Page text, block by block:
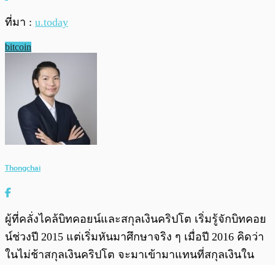
ที่มา : u.today
bitcoin
Thongchai
ผู้ที่คลั่งไคล้บิทคอยน์และสกุลเงินคริปโต เริ่มรู้จักบิทคอย
น์ช่วงปี 2015 แต่เริ่มหันมาศึกษาจริง ๆ เมื่อปี 2016 คิดว่า
ในไม่ช้าสกุลเงินคริปโต จะมาเข้ามาแทนที่สกุลเงินใน